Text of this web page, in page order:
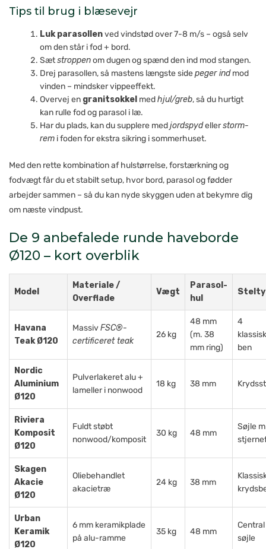
Tips til brug i blæsevejr
Luk parasollenved vindstød over 7-8 m/s – også selv
om den står i fod + bord.
Sætstroppenom dugen og spænd den ind mod stangen.
Drej parasollen, så mastens længste sidepeger indmod
vinden – mindsker vippeeffekt.
Overvej en granitsokkel medhjul/greb, så du hurtigt
kan rulle fod og parasol i læ.
Har du plads, kan du supplere medjordspydellerstorm-
rem i foden for ekstra sikring i sommerhuset.
Med den rette kombination af hulstørrelse, forstærkning og
fodvægt får du et stabilt setup, hvor bord, parasol og fødder
arbejder sammen – så du kan nyde skyggen uden at bekymre dig
om næste vindpust.
De 9 anbefalede runde haveborde
Ø120 – kort overblik
Model
Materiale /
Overflade
Vægt
Parasol­
hul
Havana
Teak Ø120
MassivFSC®-
certificeret teak
26 kg
48 mm
(m. 38
mm ring)
4
ben
Nordic
Aluminium
Ø120
Pulverlakeret alu +
lameller i nonwood
18 kg 38 mm
Riviera
Komposit
Ø120
Fuldt støbt
nonwood/komposit
30 kg 48 mm
Søjle
Skagen
Akacie
Ø120
Oliebehandlet
akacietræ
24 kg 38 mm
Urban
Keramik
Ø120
6 mm keramikplade
på alu-ramme
35 kg 48 mm
Central
søjle